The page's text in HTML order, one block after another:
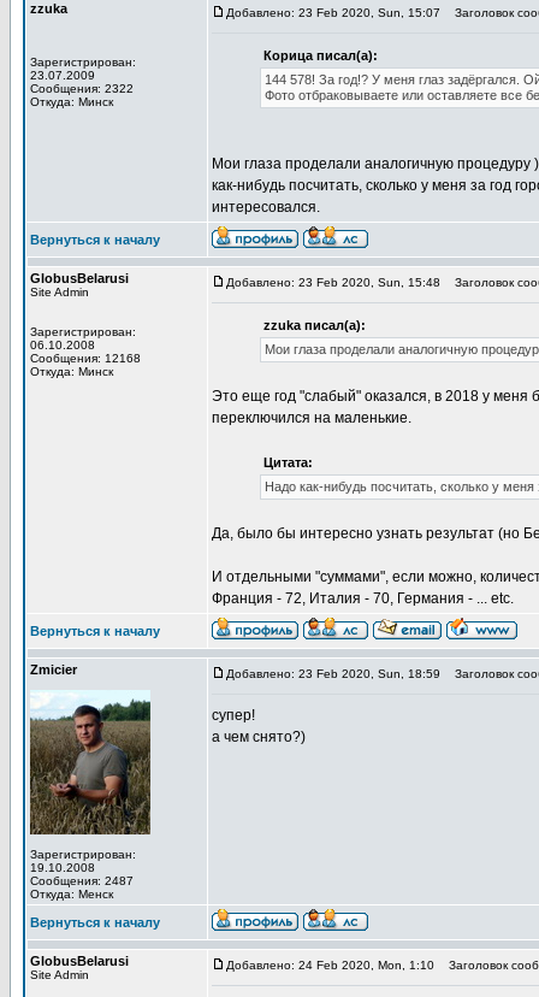
zzuka
Зарегистрирован:
23.07.2009
Сообщения: 2322
Откуда: Минск
Добавлено: 23 Feb 2020, Sun, 15:07 Заголовок
Корица писал(а):
144 578! За год!? У меня глаз задёргался.
Фото отбраковываете или оставляете все
Мои глаза проделали аналогичную
как-нибудь посчитать, сколько у меня за год
интересовался.
Вернуться к началу
GlobusBelarusi
Site Admin
Зарегистрирован:
06.10.2008
Сообщения: 12168
Откуда: Минск
Добавлено: 23 Feb 2020, Sun, 15:48 Заголовок
zzuka писал(а):
Мои глаза проделали аналогичную
Это еще год "слабый" оказался, в 2018 у меня
переключился на маленькие.
Цитата:
Надо как-нибудь посчитать, сколько у
Да, было бы интересно узнать результат (но
И отдельными "суммами", если можно,
Франция - 72, Италия - 70, Германия - ... etc.
Вернуться к началу
Zmicier
Зарегистрирован:
19.10.2008
Сообщения: 2487
Откуда: Менск
Добавлено: 23 Feb 2020, Sun, 18:59 Заголовок
супер!
а чем снято?)
Вернуться к началу
GlobusBelarusi
Site Admin
Добавлено: 24 Feb 2020, Mon, 1:10 Заголовок